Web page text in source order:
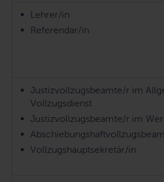
Lehrer/in
Referendar/in
Justizvollzugsbeamte/r im
Vollzugsdienst
Justizvollzugsbeamte/r im
Vollzugshauptsekretär/in